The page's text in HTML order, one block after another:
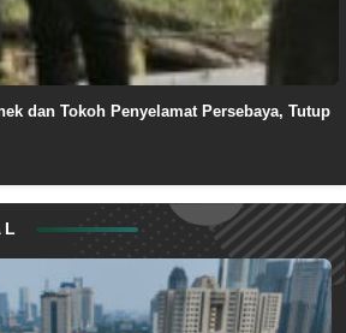
dan Tokoh Penyelamat Persebaya, Tutup